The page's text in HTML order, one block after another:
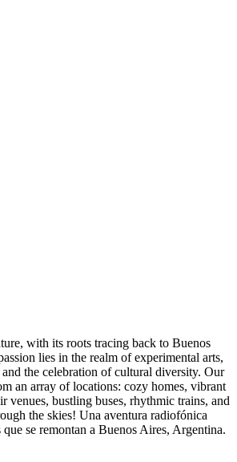
with its roots tracing back to Buenos
lies in the realm of experimental arts,
the celebration of cultural diversity. Our
an array of locations: cozy homes, vibrant
venues, bustling buses, rhythmic trains, and
the skies! Una aventura radiofónica
que se remontan a Buenos Aires, Argentina.